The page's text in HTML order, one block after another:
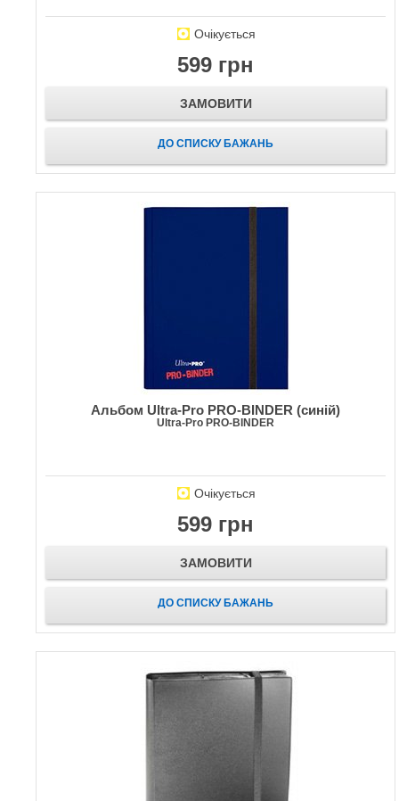
Очікується
599 грн
ЗАМОВИТИ
ДО СПИСКУ БАЖАНЬ
Альбом Ultra-Pro PRO-BINDER (синій)
Ultra-Pro PRO-BINDER
Очікується
599 грн
ЗАМОВИТИ
ДО СПИСКУ БАЖАНЬ